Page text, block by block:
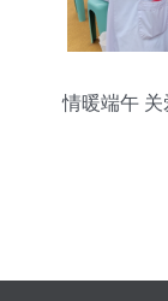
情暖端午